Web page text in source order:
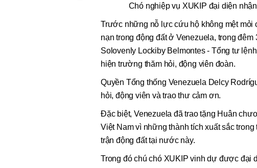
Chó nghiệp vụ XUKIP đại diện
Trước những nỗ lực cứu hộ không mệt mỏi
nạn trong động đất ở Venezuela, trong
Solovenly Lockiby Belmontes - Tổng tư
hiện trường thăm hỏi, động viên đoàn.
Quyền Tổng thống Venezuela Delcy
hỏi, động viên và trao thư cảm ơn.
Đặc biệt, Venezuela đã trao tặng Huân
Việt Nam vì những thành tích xuất sắc
trận động đất tại nước này.
Trong đó chú chó XUKIP vinh dự được đại